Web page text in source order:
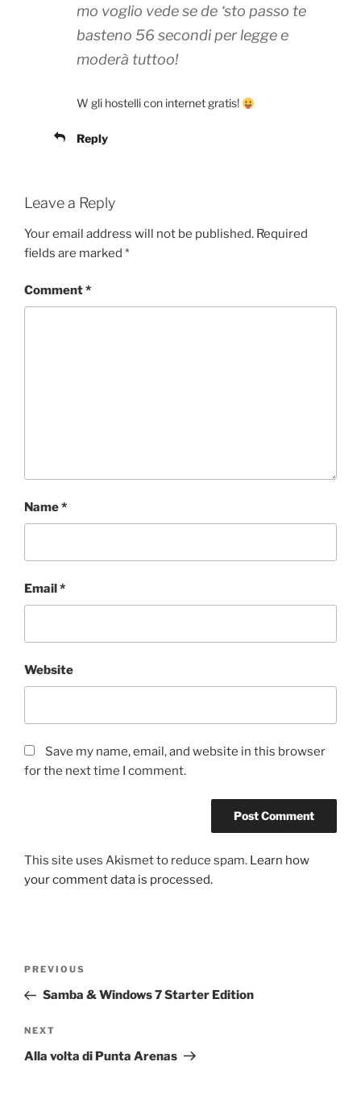
mo voglio vede se de ‘sto passo te
basteno 56 secondi per legge e
moderà tuttoo!
W gli hostelli con internet gratis!
Reply
Leave a Reply
Your email address will not be published. Required
fields are marked *
Comment*
Name*
Email*
Website
Save my name, email, and website in this browser
for the next time I comment.
This site uses Akismet to reduce spam. Learn how
your comment data is processed.
Previous
Post
PREVIOUS
Samba & Windows 7 Starter Edition
Next
Post
NEXT
Alla volta di Punta Arenas